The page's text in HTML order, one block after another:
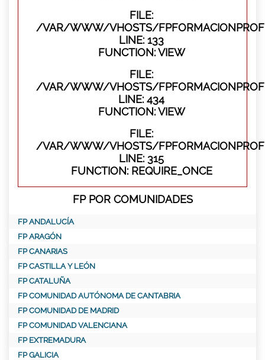
FILE:
/VAR/WWW/VHOSTS/
LINE: 133
FUNCTION: VIEW
FILE:
/VAR/WWW/VHOSTS/
LINE: 434
FUNCTION: VIEW
FILE:
/VAR/WWW/VHOSTS/
LINE: 315
FUNCTION: REQUIRE_ONCE
FP POR COMUNIDADES
FP ANDALUCÍA
FP ARAGÓN
FP CANARIAS
FP CASTILLA Y LEÓN
FP CATALUÑA
FP COMUNIDAD AUTÓNOMA DE CANTABRIA
FP COMUNIDAD DE MADRID
FP COMUNIDAD VALENCIANA
FP EXTREMADURA
FP GALICIA